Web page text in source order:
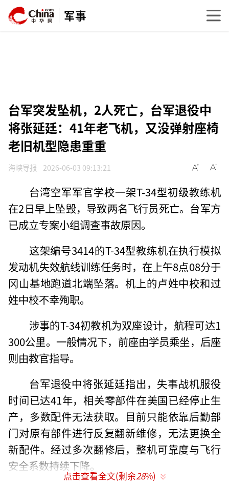
军事
台军突发坠机，2人死亡，台军退役中
将张延廷：41年老飞机，又没弹射座椅
老旧机型隐患重重
海峡导报 2026-06-03 09:13:21
台湾空军军官学校一架T-34型初级教练机
在2日早上坠毁，导致两名飞行员死亡。台军方
已成立专案小组调查事故原因。
这架编号3414的T-34型教练机在执行模拟
发动机失效航线训练任务时，在上午8点08分于
冈山基地跑道北端坠落。机上的卢姓中校和过
姓中校不幸殉职。
涉事的T-34初教机为双座设计，航程可达1
300公里。一般情况下，前座由学员乘坐，后座
则由教官指导。
台军退役中将张延廷指出，失事战机服役
时间已达41年，相关零部件在美国已经停止生
产，多数配件无法获取。目前只能依靠后勤部
门对原有部件进行反复翻新维修，无法更换全
新配件。经过多次翻修后，整机可靠度与飞行
安全系数持续下降。
点击查看全文(剩余28%)